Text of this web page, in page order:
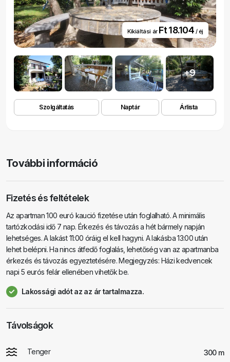
Kikiáltási ár Ft 18.104 / éj
+9
Szolgáltatás Naptár Árlista
További információ
Fizetés és feltételek
Az apartman 100 euró kaució fizetése után foglalható. A minimális
tartózkodási idő 7 nap. Érkezés és távozás a hét bármely napján
lehetséges. A lakást 11:00 óráig el kell hagyni. A lakásba 13:00 után
lehet belépni. Ha nincs átfedő foglalás, lehetőség van az apartmanba
érkezés és távozás egyeztetésére. Megjegyzés: Házi kedvencek
napi 5 eurós felár ellenében vihetők be.
Lakossági adót az az ár tartalmazza.
Távolságok
Tenger 300 m